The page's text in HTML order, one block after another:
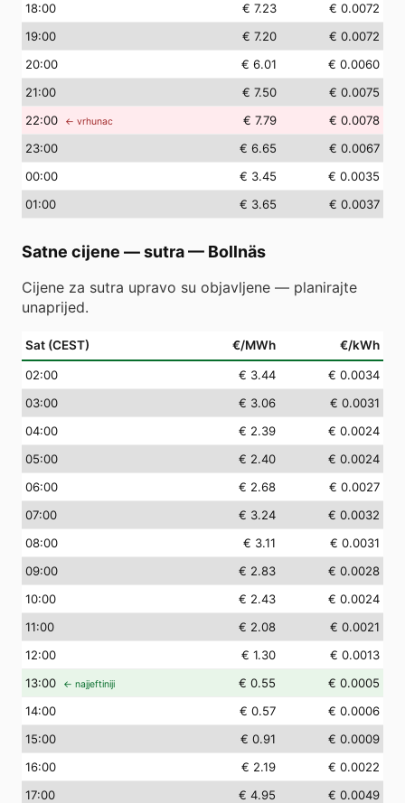
18:00 € 7.23
€ 0.0072
19:00 € 7.20
€ 0.0072
20:00 € 6.01
€ 0.0060
21:00 € 7.50
€ 0.0075
22:00 ← vrhunac € 7.79
€ 0.0078
23:00 € 6.65
€ 0.0067
00:00 € 3.45
€ 0.0035
01:00 € 3.65 € 0.0037
Satne cijene — sutra— Bollnäs
Cijene za sutra upravo su objavljene — planirajte
unaprijed.
Sat (CEST) €/MWh €/kWh
02:00 € 3.44
€ 0.0034
03:00 € 3.06
€ 0.0031
04:00 € 2.39
€ 0.0024
05:00 € 2.40
€ 0.0024
06:00 € 2.68
€ 0.0027
07:00 € 3.24
€ 0.0032
08:00 € 3.11
€ 0.0031
09:00 € 2.83
€ 0.0028
10:00 € 2.43
€ 0.0024
11:00 € 2.08
€ 0.0021
12:00 € 1.30
€ 0.0013
13:00 ← najjeftiniji € 0.55
€ 0.0005
14:00 € 0.57
€ 0.0006
15:00 € 0.91
€ 0.0009
16:00 € 2.19
€ 0.0022
17:00 € 4.95
€ 0.0049